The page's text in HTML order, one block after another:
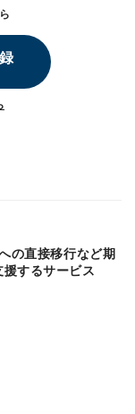
の直接移行など期
するサービス